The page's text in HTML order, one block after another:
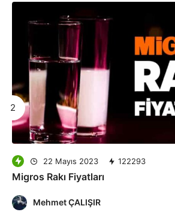
22 Mayıs 2023 122293
Migros Rakı Fiyatları
Mehmet ÇALIŞIR